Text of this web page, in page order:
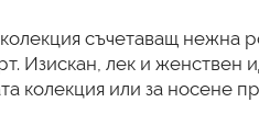
съчетаващ нежна
Изискан, лек и женствен
колекция или за носене